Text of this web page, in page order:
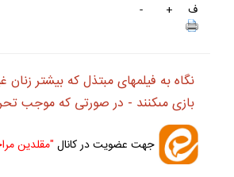
ف
+
-
نگاه به فيلم‏هاى مبتذل كه بيشتر زنان
بازى مى‏كنند - در صورتى كه موجب
جهت عضويت در كانال "مقلدين